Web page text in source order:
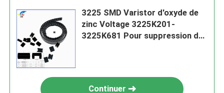
3225 SMD Varistor d'oxyde de
zinc Voltage 3225K201-
3225K681 Pour suppression du
Continuer